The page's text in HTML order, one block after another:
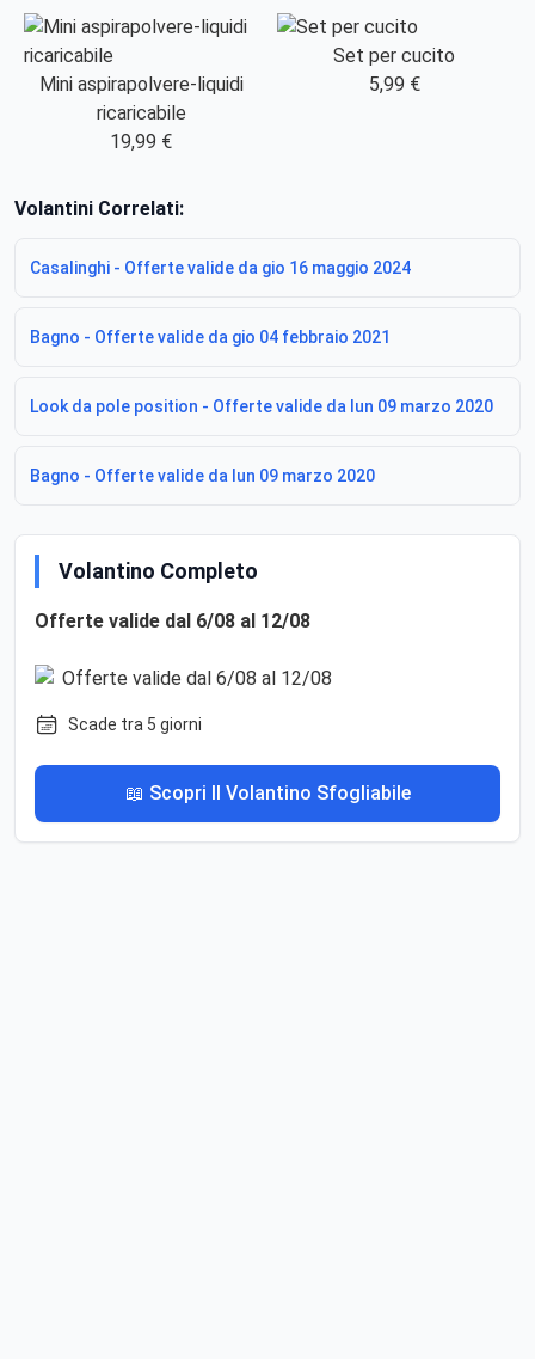
Mini aspirapolvere-liquidi
ricaricabile
19,99 €
Set per cucito
5,99 €
Volantini Correlati:
Casalinghi - Offerte valide da gio 16 maggio 2024
Bagno - Offerte valide da gio 04 febbraio 2021
Look da pole position - Offerte valide da lun 09 marzo 2020
Bagno - Offerte valide da lun 09 marzo 2020
Volantino Completo
Offerte valide dal 6/08 al 12/08
Scade tra 5 giorni
📖 Scopri Il Volantino Sfogliabile